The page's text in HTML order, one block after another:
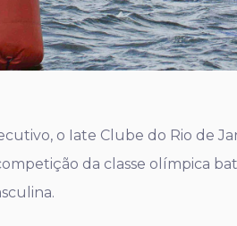
o Iate Clube do Rio de
da classe olímpica